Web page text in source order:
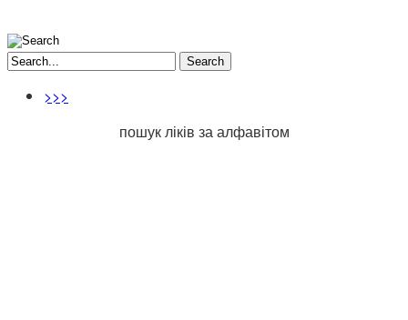
Search
>>>
пошук ліків за алфавітом